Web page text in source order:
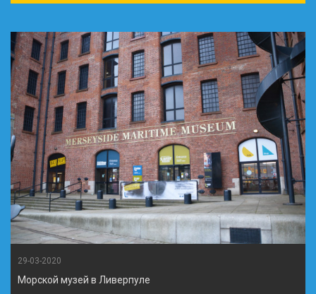
29-03-2020
Морской музей в Ливерпуле